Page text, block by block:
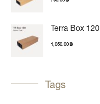
Terra Box 120
1,050.00฿
Tags